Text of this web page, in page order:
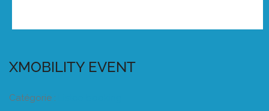
XMOBILITY EVENT
Catégorie :